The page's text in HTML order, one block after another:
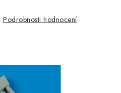
Podrobnosti hodnocení